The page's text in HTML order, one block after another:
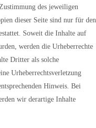
des jeweiligen
dieser Seite sind nur für den
Soweit die Inhalte auf
werden die Urheberrechte
Dritter als solche
Urheberrechtsverletzung
Hinweis. Bei
wir derartige Inhalte